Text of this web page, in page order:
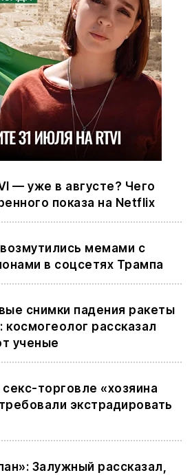
— уже в августе? Чего
показа на Netflix
мемами с
в соцсетях Трампа
снимки падения ракеты
космогеолог рассказал
ученые
торговле «хозяина
экстрадировать
Залужный рассказал,